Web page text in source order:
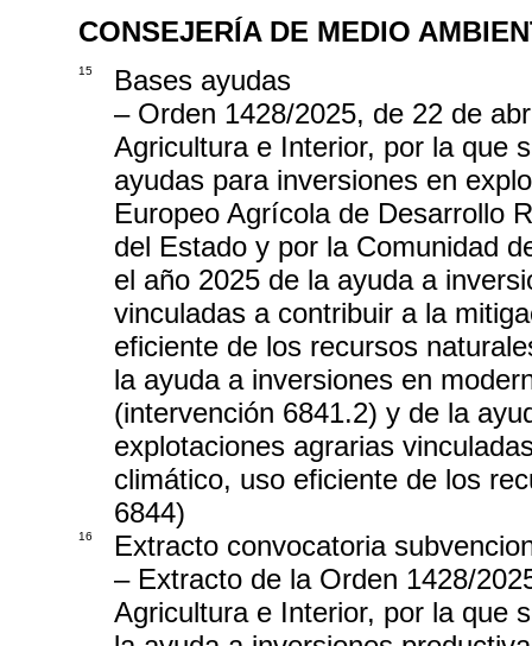
CONSEJERÍA DE MEDIO
15
Bases ayudas
– Orden 1428/2025, de 22 de
Agricultura e Interior, por la que
ayudas para inversiones en
Europeo Agrícola de Desarrollo
del Estado y por la Comunidad
el año 2025 de la ayuda a
vinculadas a contribuir a la
eficiente de los recursos
la ayuda a inversiones en
(intervención 6841.2) y de la
explotaciones agrarias
climático, uso eficiente de los
6844)
16
Extracto convocatoria
– Extracto de la Orden 1428/
Agricultura e Interior, por la que